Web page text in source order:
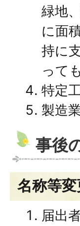
緑地
に面
持に
って
特定
製造
事後
名称等
届出